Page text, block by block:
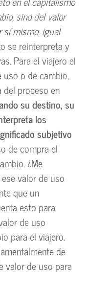
sino del valor
sí mismo, igual
se reinterpreta y
Para el viajero el
o de cambio,
proceso en
su destino, su
los
subjetivo
de compra el
¿Me
valor de uso
que un
esto para
de uso
para el viajero.
de
valor de uso para